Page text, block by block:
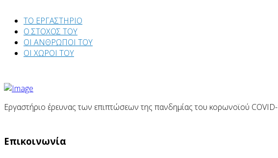
ΤΟ ΕΡΓΑΣΤΗΡΙΟ
Ο ΣΤΟΧΟΣ ΤΟΥ
ΟΙ ΑΝΘΡΩΠΟΙ ΤΟΥ
ΟΙ ΧΩΡΟΙ ΤΟΥ
Εργαστήριο έρευνας των επιπτώσεων της πανδημίας του κορωνοϊού COVID-
Επικοινωνία